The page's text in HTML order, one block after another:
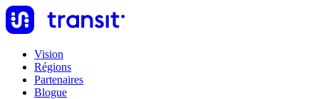
Vision
Régions
Partenaires
Blogue